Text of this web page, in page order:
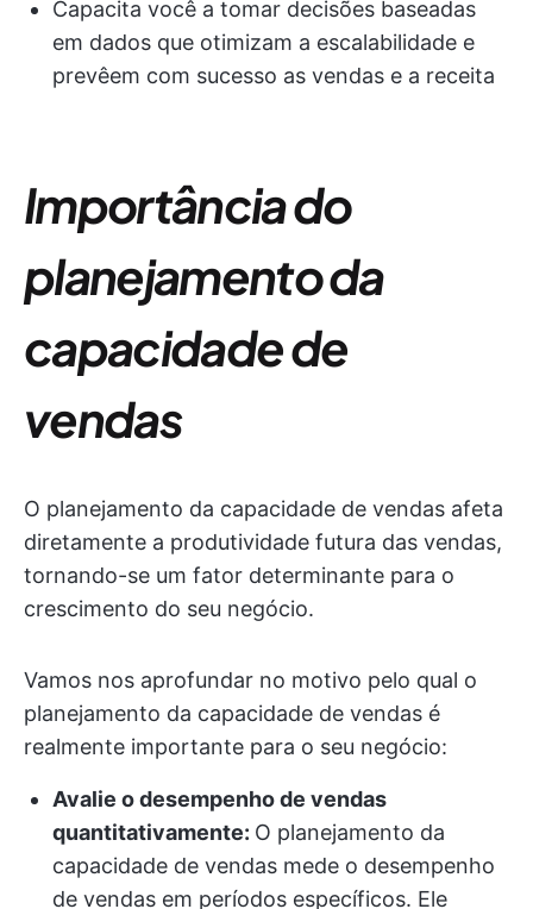
Capacita você a tomar decisões baseadas
em dados que otimizam a escalabilidade e
prevêem com sucesso as vendas e a receita
Importância do
planejamento da
capacidade de
vendas
O planejamento da capacidade de vendas afeta
diretamente a produtividade futura das vendas,
tornando-se um fator determinante para o
crescimento do seu negócio.
Vamos nos aprofundar no motivo pelo qual o
planejamento da capacidade de vendas é
realmente importante para o seu negócio:
Avalie o desempenho de vendas
quantitativamente: O planejamento da
capacidade de vendas mede o desempenho
de vendas em períodos específicos. Ele